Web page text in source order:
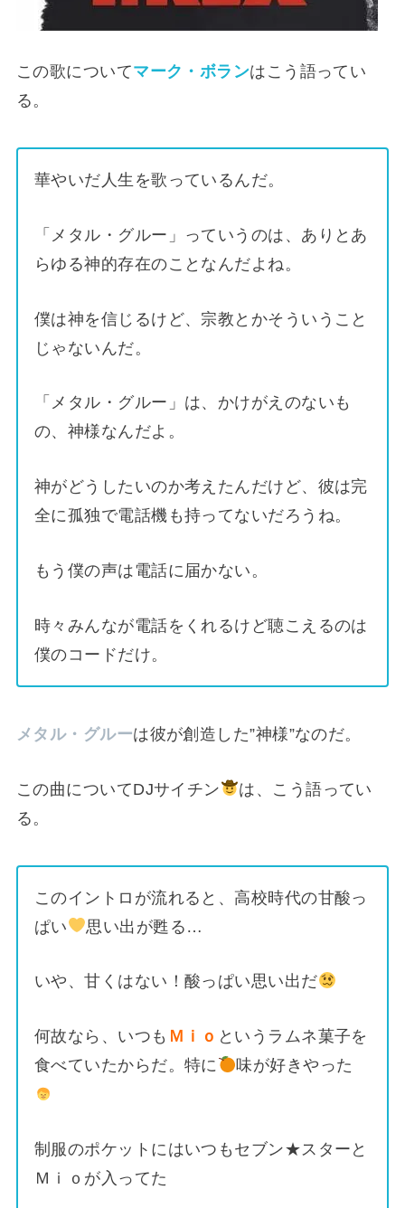
この歌についてマーク・ボランはこう語ってい
る。
華やいだ人生を歌っているんだ。
「メタル・グルー」っていうのは、ありとあ
らゆる神的存在のことなんだよね。
僕は神を信じるけど、宗教とかそういうこと
じゃないんだ。
「メタル・グルー」は、かけがえのないも
の、神様なんだよ。
神がどうしたいのか考えたんだけど、彼は完
全に孤独で電話機も持ってないだろうね。
もう僕の声は電話に届かない。
時々みんなが電話をくれるけど聴こえるのは
僕のコードだけ。
メタル・グルーは彼が創造した”神様”なのだ。
この曲についてDJサイチン
は、こう語ってい
る。
このイントロが流れると、高校時代の甘酸っ
ぱい
思い出が甦る…
いや、甘くはない！酸っぱい思い出だ
何故なら、いつも Ｍｉｏ というラムネ菓子を
食べていたからだ。特に
味が好きやった
制服のポケットにはいつもセブン★スターと
Ｍｉｏが入ってた